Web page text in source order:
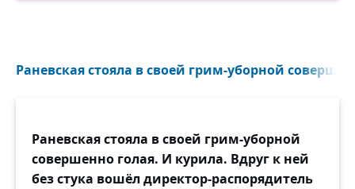
Раневская стояла в своей грим-уборной
Раневская стояла в своей грим-уборной
совершенно голая. И курила. Вдруг к ней
без стука вошёл директор-распорядитель